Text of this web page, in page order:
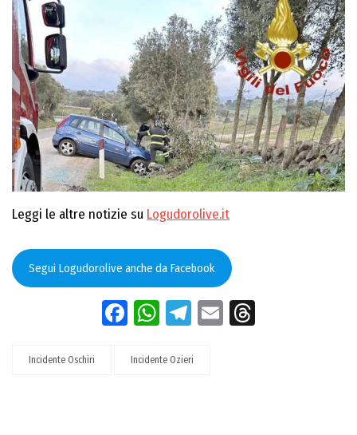
Leggi le altre notizie su Logudorolive.it
Segui Logudorolive anche da Facebook
Facebook
WhatsApp
Telegram
Email
Incidente Oschiri Incidente Ozieri